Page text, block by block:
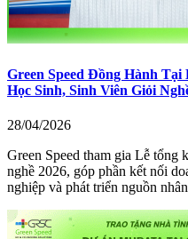
Green Speed Đồng Hành
Học Sinh, Sinh Viên Giỏi
28/04/2026
Green Speed tham gia Lễ
nghề 2026, góp phần kết nối
nghiệp và phát triển nguồn